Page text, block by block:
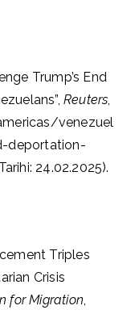
Trump’s End
Reuters,
venezuel
deportation-
24.02.2025).
Triples
Crisis
for Migration,